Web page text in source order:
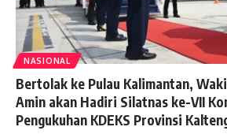
NASIONAL
Bertolak ke Pulau Kalimantan,
Amin akan Hadiri Silatnas ke-VII
Pengukuhan KDEKS Provinsi